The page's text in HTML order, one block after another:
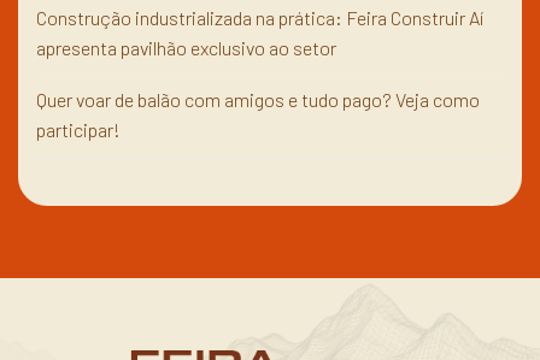
Construção industrializada na prática: Feira Construir Aí
apresenta pavilhão exclusivo ao setor
Quer voar de balão com amigos e tudo pago? Veja como
participar!